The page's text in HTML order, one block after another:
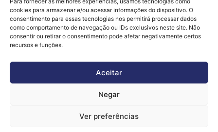
cookies para armazenar e/ou acessar informações do dispositivo. O
consentimento para essas tecnologias nos permitirá processar dados
como comportamento de navegação ou IDs exclusivos neste site. Não
consentir ou retirar o consentimento pode afetar negativamente certos
recursos e funções.
Aceitar
Negar
Ver preferências
SOLICITE ORÇAMENTO